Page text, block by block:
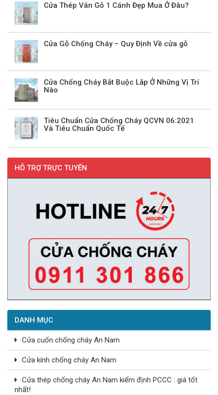
Cửa Thép Vân Gỗ 1 Cánh Đẹp Mua Ở Đâu?
Cửa Gỗ Chống Cháy – Quy Định Về cửa gỗ
Cửa Chống Cháy Bắt Buộc Lắp Ở Những Vị Trí
Nào
Tiêu Chuẩn Cửa Chống Cháy QCVN 06:2021
Và Tiêu Chuẩn Quốc Tế
HỖ TRỢ TRỰC TUYẾN
DANH MỤC
Cửa cuốn chống cháy An Nam
Cửa kính chống cháy An Nam
Cửa thép chống cháy An Nam kiểm định PCCC : giá tốt
nhất!